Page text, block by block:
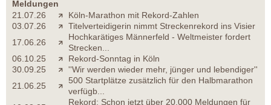
Meldungen
21.07.26
Köln-Marathon mit Rekord-Zahlen
03.07.26
Titelverteidigerin nimmt Streckenrekord ins Visier
17.06.26
Hochkarätiges Männerfeld - Weltmeister fordert
Strecken...
06.10.25
Rekord-Sonntag in Köln
30.09.25
''Wir werden wieder mehr, jünger und lebendiger''
21.06.25
500 Startplätze zusätzlich für den Halbmarathon
verfügb...
Rekord: Schon jetzt über 20.000 Meldungen für